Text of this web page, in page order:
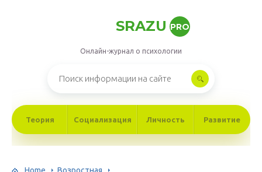
SRAZU PRO
Онлайн-журнал о психологии
Теория Социализация Личность Развитие